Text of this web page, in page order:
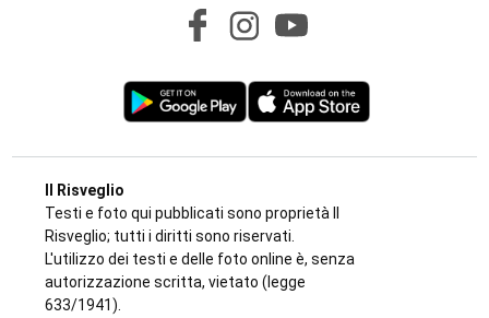
Il Risveglio
Testi e foto qui pubblicati sono proprietà Il
Risveglio; tutti i diritti sono riservati.
L'utilizzo dei testi e delle foto online è, senza
autorizzazione scritta, vietato (legge
633/1941).